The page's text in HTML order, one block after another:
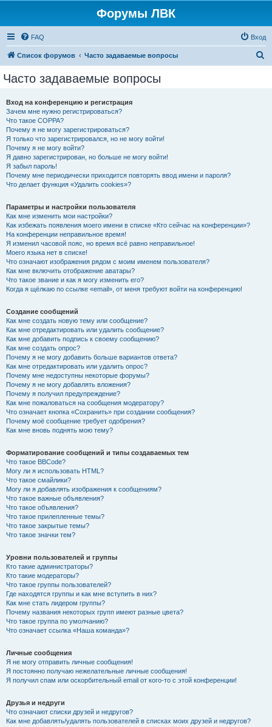
Форумы ЛВК
FAQ Вход
Список форумов Часто задаваемые вопросы
Часто задаваемые вопросы
Вход на конференцию и регистрация
Зачем мне нужно регистрироваться?
Что такое COPPA?
Почему я не могу зарегистрироваться?
Я только что зарегистрировался, но не могу войти!
Почему я не могу войти?
Я давно зарегистрирован, но больше не могу войти!
Я забыл пароль!
Почему мне периодически приходится повторять ввод имени и пароля?
Что делает функция «Удалить cookies»?
Параметры и настройки пользователя
Как мне изменить мои настройки?
Как избежать появления моего имени в списке «Кто сейчас на конференции»?
На конференции неправильное время!
Я изменил часовой пояс, но время всё равно неправильное!
Моего языка нет в списке!
Что означают изображения рядом с моим именем пользователя?
Как мне включить отображение аватары?
Что такое звание и как я могу изменить его?
Когда я щёлкаю по ссылке «email», от меня требуют войти на конференцию!
Создание сообщений
Как мне создать новую тему или сообщение?
Как мне отредактировать или удалить сообщение?
Как мне добавить подпись к своему сообщению?
Как мне создать опрос?
Почему я не могу добавить больше вариантов ответа?
Как мне отредактировать или удалить опрос?
Почему мне недоступны некоторые форумы?
Почему я не могу добавлять вложения?
Почему я получил предупреждение?
Как мне пожаловаться на сообщения модератору?
Что означает кнопка «Сохранить» при создании сообщения?
Почему моё сообщение требует одобрения?
Как мне вновь поднять мою тему?
Форматирование сообщений и типы создаваемых тем
Что такое BBCode?
Могу ли я использовать HTML?
Что такое смайлики?
Могу ли я добавлять изображения к сообщениям?
Что такое важные объявления?
Что такое объявления?
Что такое прилепленные темы?
Что такое закрытые темы?
Что такое значки тем?
Уровни пользователей и группы
Кто такие администраторы?
Кто такие модераторы?
Что такое группы пользователей?
Где находятся группы и как мне вступить в них?
Как мне стать лидером группы?
Почему названия некоторых групп имеют разные цвета?
Что такое группа по умолчанию?
Что означает ссылка «Наша команда»?
Личные сообщения
Я не могу отправить личные сообщения!
Я постоянно получаю нежелательные личные сообщения!
Я получил спам или оскорбительный email от кого-то с этой конференции!
Друзья и недруги
Что означают списки друзей и недругов?
Как мне добавлять/удалять пользователей в списках моих друзей и недругов?